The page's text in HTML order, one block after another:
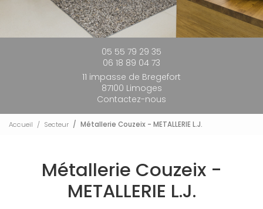
05 55 79 29 35
06 18 89 04 73
11 impasse de Bregefort
87100 Limoges
Contactez-nous
Accueil Secteur Métallerie Couzeix - METALLERIE L.J.
Métallerie Couzeix -
METALLERIE L.J.